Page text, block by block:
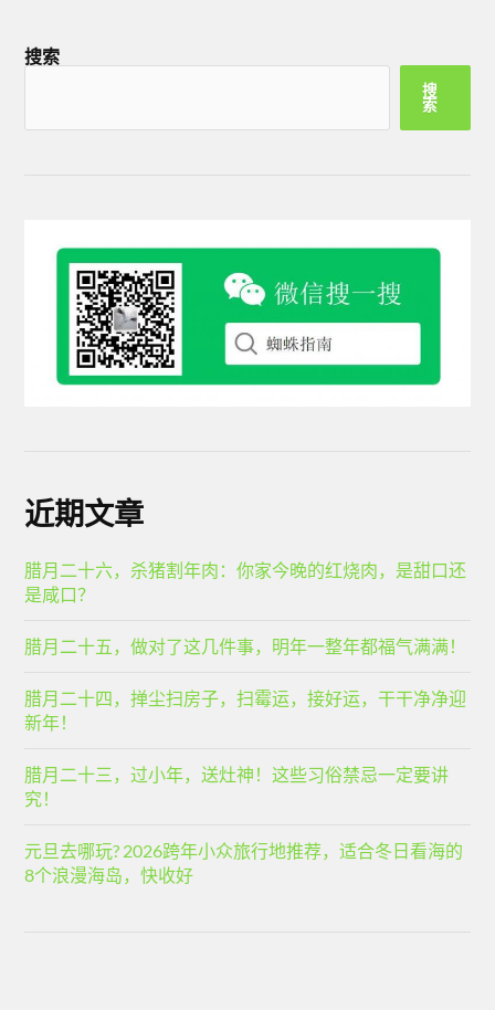
搜索
搜
索
近期文章
腊月二十六，杀猪割年肉：你家今晚的红烧肉，是甜口还
是咸口？
腊月二十五，做对了这几件事，明年一整年都福气满满！
腊月二十四，掸尘扫房子，扫霉运，接好运，干干净净迎
新年！
腊月二十三，过小年，送灶神！这些习俗禁忌一定要讲
究！
元旦去哪玩? 2026跨年小众旅行地推荐，适合冬日看海的
8个浪漫海岛，快收好